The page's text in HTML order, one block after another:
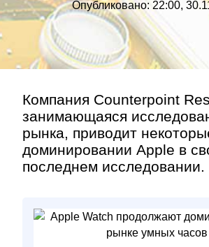
Опубликовано: 22:00,
Компания Counterpoint
занимающаяся
рынка, приводит
доминировании Apple в
последнем
Правила
Контакт»